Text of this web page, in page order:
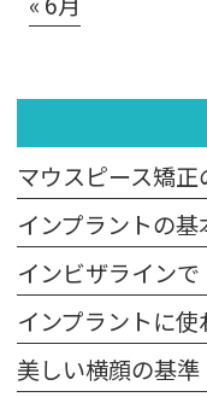
インプラントの
インビザライン
インプラントに
美しい横顔の基準